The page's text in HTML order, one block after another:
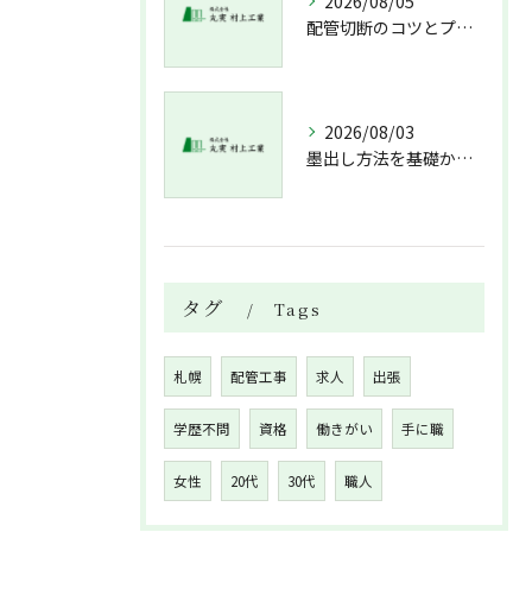
配管切断のコツとプロが教える失敗しない工具選び
2026/08/03
墨出し方法を基礎から実践まで一人作業でも正確にこなすコツと墨出し作業の注意点
タグ Tags
札幌 配管工事 求人 出張
学歴不問 資格 働きがい 手に職
女性 20代 30代 職人